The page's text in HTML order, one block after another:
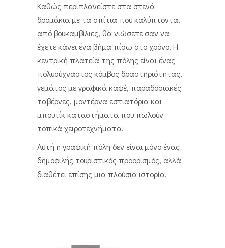
Καθώς περιπλανείστε στα στενά
δρομάκια με τα σπίτια που καλύπτονται
από βουκαμβίλιες, θα νιώσετε σαν να
έχετε κάνει ένα βήμα πίσω στο χρόνο. Η
κεντρική πλατεία της πόλης είναι ένας
πολυσύχναστος κόμβος δραστηριότητας,
γεμάτος με γραφικά καφέ, παραδοσιακές
ταβέρνες, μοντέρνα εστιατόρια και
μπουτίκ καταστήματα που πωλούν
τοπικά χειροτεχνήματα.
Αυτή η γραφική πόλη δεν είναι μόνο ένας
δημοφιλής τουριστικός προορισμός, αλλά
διαθέτει επίσης μια πλούσια ιστορία.